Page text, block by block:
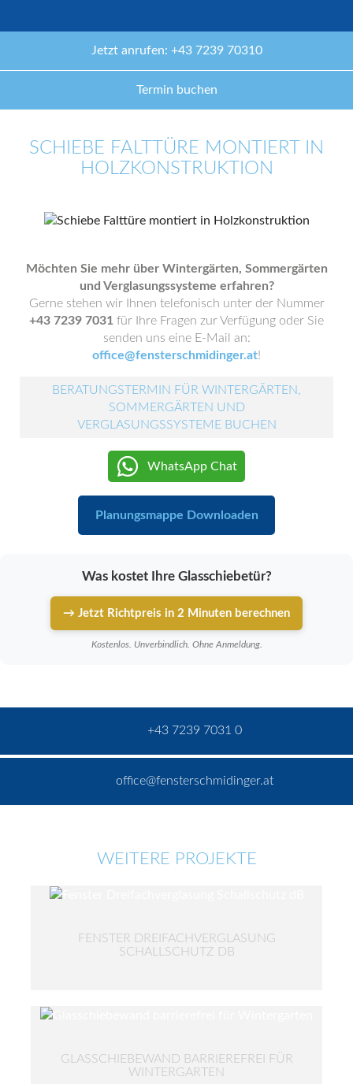
Jetzt anrufen: +43 7239 70310
Termin buchen
SCHIEBE FALTTÜRE MONTIERT IN
HOLZKONSTRUKTION
Möchten Sie mehr über Wintergärten, Sommergärten
und Verglasungssysteme erfahren?
Gerne stehen wir Ihnen telefonisch unter der Nummer
+43 7239 7031 für Ihre Fragen zur Verfügung oder Sie
senden uns eine E-Mail an:
office@fensterschmidinger.at!
BERATUNGSTERMIN FÜR WINTERGÄRTEN,
SOMMERGÄRTEN UND
VERGLASUNGSSYSTEME BUCHEN
WhatsApp Chat
Planungsmappe Downloaden
Was kostet Ihre Glasschiebetür?
→ Jetzt Richtpreis in 2 Minuten berechnen
Kostenlos. Unverbindlich. Ohne Anmeldung.
+43 7239 7031 0
office@fensterschmidinger.at
WEITERE PROJEKTE
FENSTER DREIFACHVERGLASUNG
SCHALLSCHUTZ DB
GLASSCHIEBEWAND BARRIEREFREI FÜR
WINTERGARTEN